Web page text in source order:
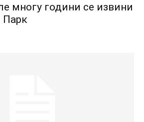
многу години се извини
Парк